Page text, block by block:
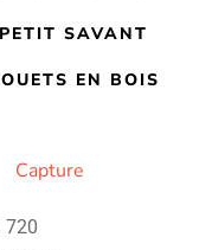
SAVANT
EN BOIS
720